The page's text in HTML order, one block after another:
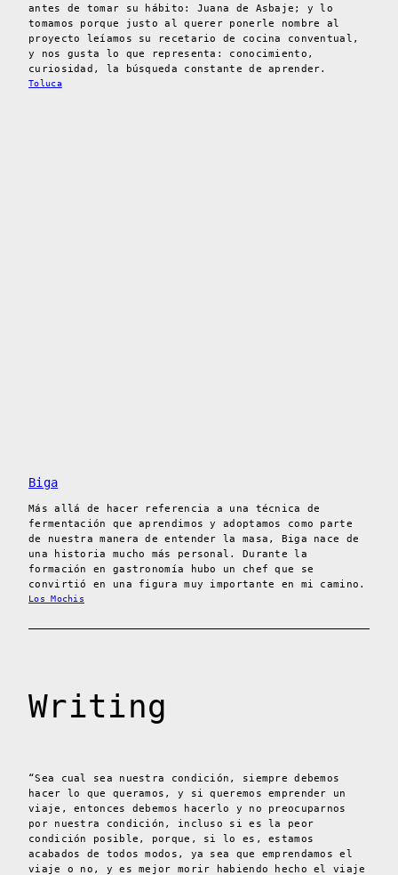
antes de tomar su hábito: Juana de Asbaje; y lo
tomamos porque justo al querer ponerle nombre al
proyecto leíamos su recetario de cocina conventual,
y nos gusta lo que representa: conocimiento,
curiosidad, la búsqueda constante de aprender.
Toluca
Biga
Más allá de hacer referencia a una técnica de
fermentación que aprendimos y adoptamos como parte
de nuestra manera de entender la masa, Biga nace de
una historia mucho más personal. Durante la
formación en gastronomía hubo un chef que se
convirtió en una figura muy importante en mi camino.
Los Mochis
Writing
“Sea cual sea nuestra condición, siempre debemos
hacer lo que queramos, y si queremos emprender un
viaje, entonces debemos hacerlo y no preocuparnos
por nuestra condición, incluso si es la peor
condición posible, porque, si lo es, estamos
acabados de todos modos, ya sea que emprendamos el
viaje o no, y es mejor morir habiendo hecho el viaje